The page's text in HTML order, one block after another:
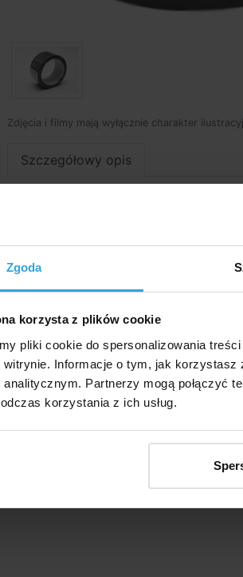
Zgoda
korzysta z plików cookie
pliki cookie do spersonalizowania
witrynie. Informacje o tym, jak
analitycznym. Partnerzy mogą połączyć
korzystania z ich usług.
Zdjęcia i filmy mają wyłącznie charakter
Szczegółowy opis
taśmy. Taśma odpowiednia do
metalowej ścianie basenu lub do